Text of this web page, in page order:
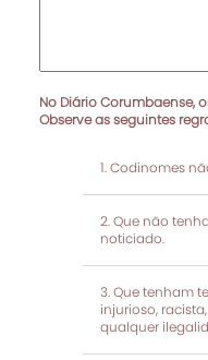
No Diário Corumbaense,
Observe as seguintes
Codinomes
Que não
noticiado.
Que tenham
injurioso,
qualquer